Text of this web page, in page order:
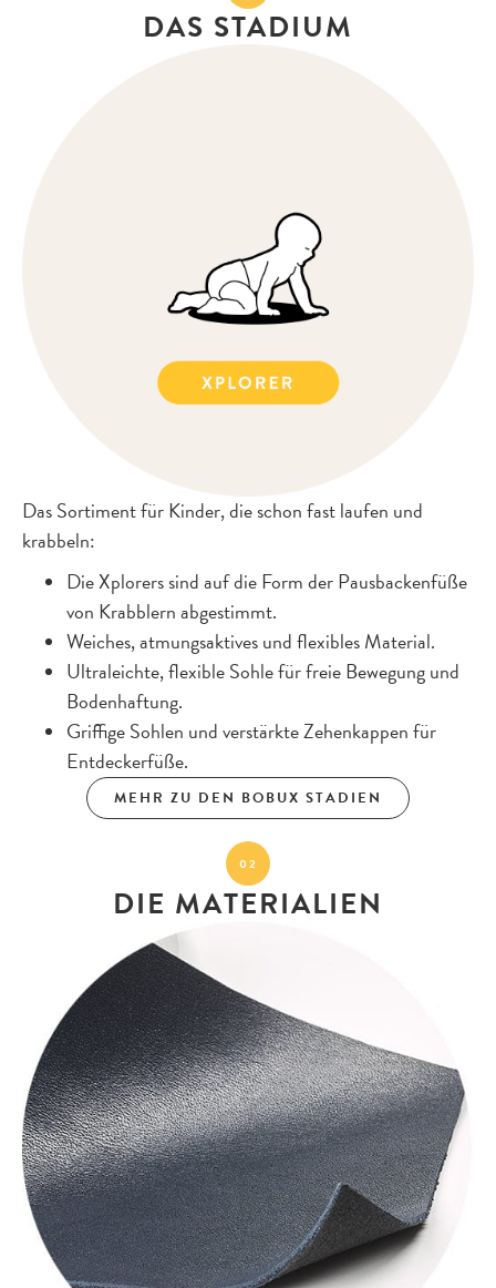
DAS STADIUM
Das Sortiment für Kinder, die schon fast laufen und
krabbeln:
Die Xplorers sind auf die Form der Pausbackenfüße
von Krabblern abgestimmt.
Weiches, atmungsaktives und flexibles Material.
Ultraleichte, flexible Sohle für freie Bewegung und
Bodenhaftung.
Griffige Sohlen und verstärkte Zehenkappen für
Entdeckerfüße.
MEHR ZU DEN BOBUX STADIEN
02
DIE MATERIALIEN